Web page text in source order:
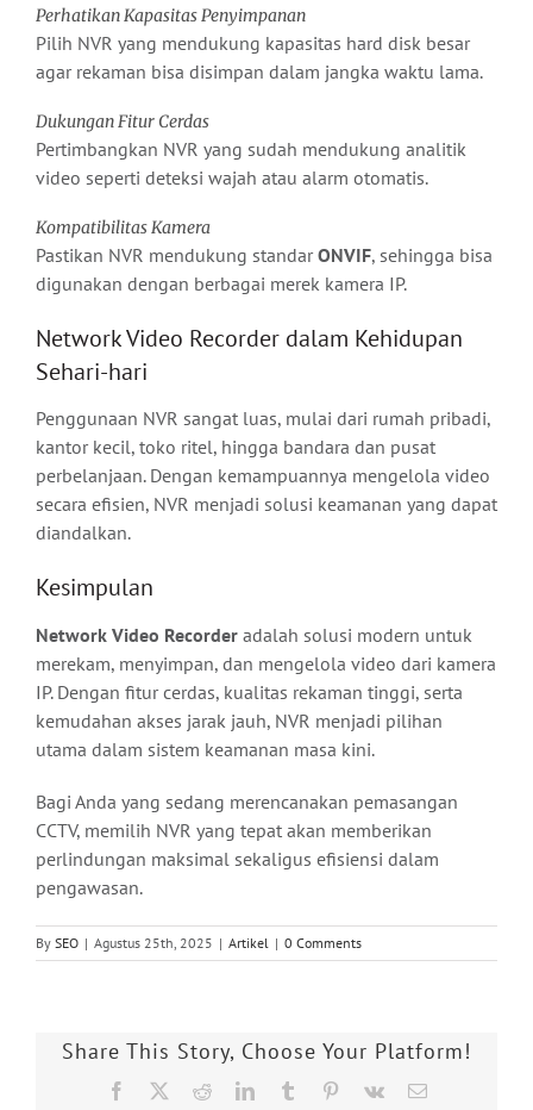
Perhatikan Kapasitas Penyimpanan
Pilih NVR yang mendukung kapasitas hard disk besar
agar rekaman bisa disimpan dalam jangka waktu lama.
Dukungan Fitur Cerdas
Pertimbangkan NVR yang sudah mendukung analitik
video seperti deteksi wajah atau alarm otomatis.
Kompatibilitas Kamera
Pastikan NVR mendukung standarONVIF, sehingga bisa
digunakan dengan berbagai merek kamera IP.
Network Video Recorder dalam Kehidupan
Sehari-hari
Penggunaan NVR sangat luas, mulai dari rumah pribadi,
kantor kecil, toko ritel, hingga bandara dan pusat
perbelanjaan. Dengan kemampuannya mengelola video
secara efisien, NVR menjadi solusi keamanan yang dapat
diandalkan.
Kesimpulan
Network Video Recorder adalah solusi modern untuk
merekam, menyimpan, dan mengelola video dari kamera
IP. Dengan fitur cerdas, kualitas rekaman tinggi, serta
kemudahan akses jarak jauh, NVR menjadi pilihan
utama dalam sistem keamanan masa kini.
Bagi Anda yang sedang merencanakan pemasangan
CCTV, memilih NVR yang tepat akan memberikan
perlindungan maksimal sekaligus efisiensi dalam
pengawasan.
By SEO | Agustus 25th, 2025 | Artikel | 0 Comments
Share This Story, Choose Your Platform!
Facebook RedditLinkedInTumblr Pinterest
Vk Email